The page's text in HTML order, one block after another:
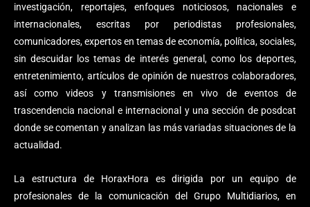
investigación, reportajes, enfoques noticiosos, nacionales e
internacionales, escritas por periodistas profesionales,
comunicadores, expertos en temas de economía, política, sociales,
sin descuidar los temas de interés general, como los deportes,
entretenimiento, artículos de opinión de nuestros colaboradores,
así como videos y transmisiones en vivo de eventos de
trascendencia nacional e internacional y una sección de posdcat
donde se comentan y analizan las más variadas situaciones de la
actualidad.
La estructura de HoraxHora es dirigida por un equipo de
profesionales de la comunicación del Grupo Multidiarios, en